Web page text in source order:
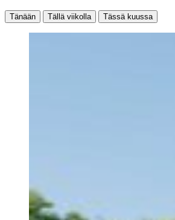
Tänään Tällä viikolla Tässä kuussa